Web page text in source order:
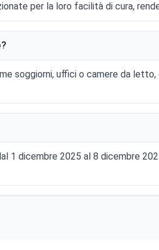
per la loro facilità di cura,
soggiorni, uffici o camere da
1 dicembre 2025 al 8 dicembre